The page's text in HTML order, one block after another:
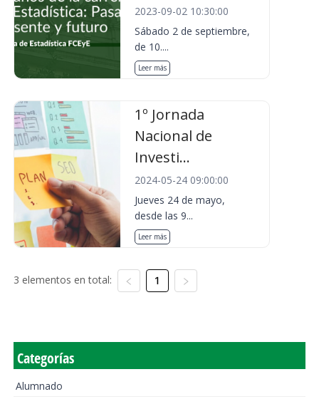
2023-09-02 10:30:00
Sábado 2 de septiembre,
de 10....
Leer más
1º Jornada
Nacional de
Investi...
2024-05-24 09:00:00
Jueves 24 de mayo,
desde las 9...
Leer más
3 elementos en total: 1
Categorías
Alumnado